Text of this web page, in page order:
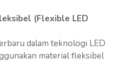
(Flexible LED
dalam teknologi LED
material fleksibel